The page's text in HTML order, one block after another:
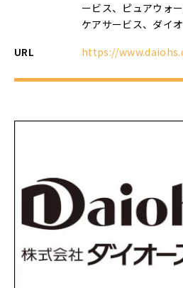
ービス、ピュアウォ
ケアサービス、ダイ
URL
https://